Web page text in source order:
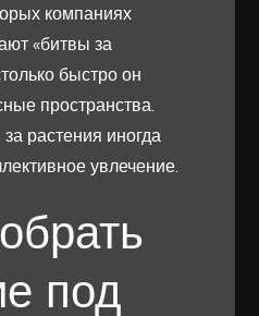
компаниях
«битвы за
быстро он
пространства.
растения иногда
увлечение.
под